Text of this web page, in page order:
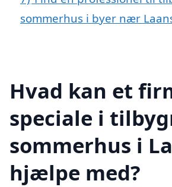
sommerhus i byer nær
Hvad kan et
speciale i
sommerhus i
hjælpe med?